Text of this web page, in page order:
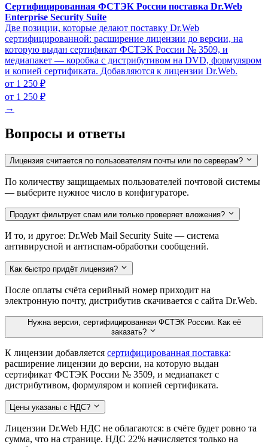
Сертифицированная ФСТЭК России поставка Dr.Web
Enterprise Security Suite
Две позиции, которые делают поставку Dr.Web
сертифицированной: расширение лицензии до версии, на
которую выдан сертификат ФСТЭК России № 3509, и
медиапакет — коробка с дистрибутивом на DVD, формуляром
и копией сертификата. Добавляются к лицензии Dr.Web.
от 1 250 ₽
от 1 250 ₽
→
Вопросы и ответы
Лицензия считается по пользователям почты или по серверам?
По количеству защищаемых пользователей почтовой системы
— выберите нужное число в конфигураторе.
Продукт фильтрует спам или только проверяет вложения?
И то, и другое: Dr.Web Mail Security Suite — система
антивирусной и антиспам-обработки сообщений.
Как быстро придёт лицензия?
После оплаты счёта серийный номер приходит на
электронную почту, дистрибутив скачивается с сайта Dr.Web.
Нужна версия, сертифицированная ФСТЭК России. Как её
заказать?
К лицензии добавляется сертифицированная поставка:
расширение лицензии до версии, на которую выдан
сертификат ФСТЭК России № 3509, и медиапакет с
дистрибутивом, формуляром и копией сертификата.
Цены указаны с НДС?
Лицензии Dr.Web НДС не облагаются: в счёте будет ровно та
сумма, что на странице. НДС 22% начисляется только на